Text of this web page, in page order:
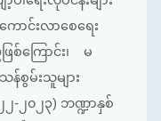
ောင်းလာစေရေး
ကြောင်း၊ မ
စွမ်းသူများ
-၂၀၂၃) ဘဏ္ဍာနှစ်